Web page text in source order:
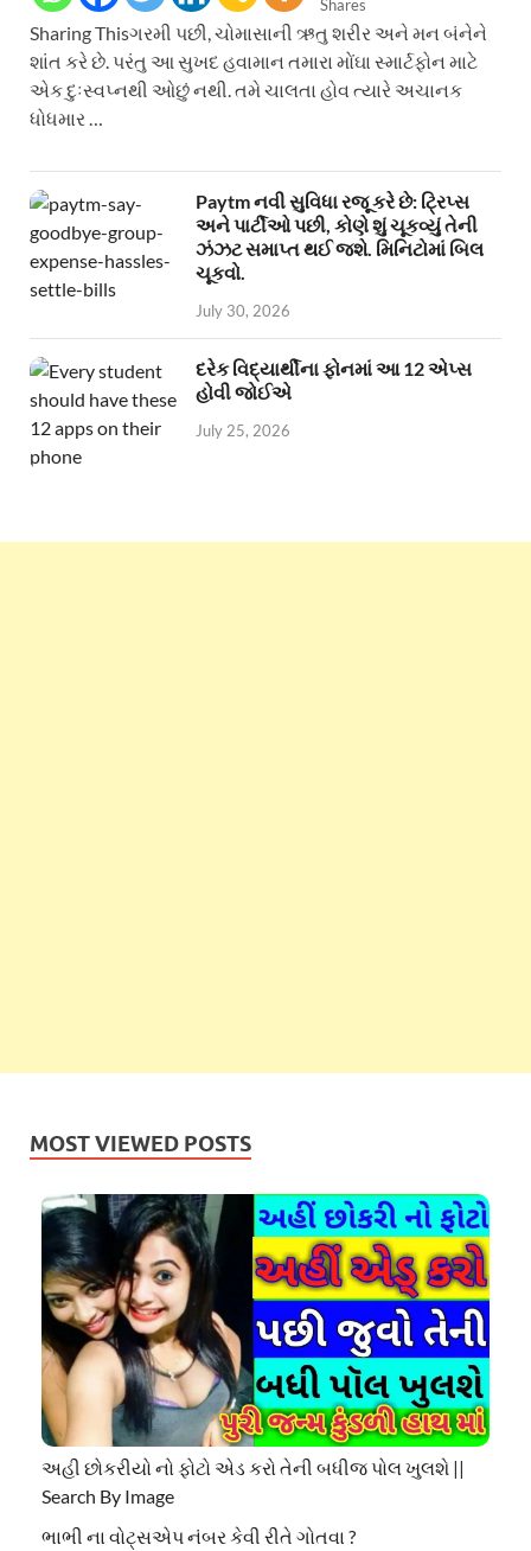
Shares
Sharing Thisગરમી પછી, ચોમાસાની ઋતુ શરીર અને મન બંનેને
શાંત કરે છે. પરંતુ આ સુખદ હવામાન તમારા મોંઘા સ્માર્ટફોન માટે
એક દુઃસ્વપ્નથી ઓછું નથી. તમે ચાલતા હોવ ત્યારે અચાનક
ધોધમાર …
Paytm નવી સુવિધા રજૂ કરે છે: ટ્રિપ્સ
અને પાર્ટીઓ પછી, કોણે શું ચૂકવ્યું તેની
ઝંઝટ સમાપ્ત થઈ જશે. મિનિટોમાં બિલ
ચૂકવો.
July 30, 2026
દરેક વિદ્યાર્થીના ફોનમાં આ 12 એપ્સ
હોવી જોઈએ
July 25, 2026
MOST VIEWED POSTS
અહી છોકરીયો નો ફોટો એડ કરો તેની બધીજ પોલ ખુલશે ||
Search By Image
ભાભી ના વોટ્સએપ નંબર કેવી રીતે ગોતવા ?